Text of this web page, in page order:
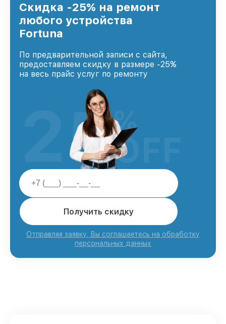
Скидка -25% на ремонт
любого устройства
Fortuna
По предварительной записи с сайта,
предоставляем скидку в размере -25%
на весь прайс услуг по ремонту
Получить скидку
Отправляя заявку, Вы соглашаетесь на обработку
персональных данных
25%
OFF